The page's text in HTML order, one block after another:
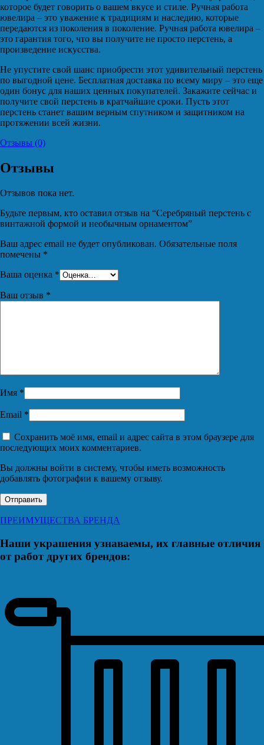
которое будет говорить о вашем вкусе и стиле. Ручная работа
ювелира – это уважение к традициям и наследию, которые
передаются из поколения в поколение. Ручная работа ювелира –
это гарантия того, что вы получите не просто перстень, а
произведение искусства.
Не упустите свой шанс приобрести этот удивительный перстень
по выгодной цене. Бесплатная доставка по всему миру – это еще
один бонус для наших ценных покупателей. Закажите сейчас и
получите свой перстень в кратчайшие сроки. Пусть этот
перстень станет вашим верным спутником и защитником на
протяжении всей жизни.
Отзывы (0)
Отзывы
Отзывов пока нет.
Будьте первым, кто оставил отзыв на “Серебряный перстень с
винтажной формой и необычным орнаментом”
Ваш адрес email не будет опубликован. Обязательные поля
помечены *
Ваша оценка *
Ваш отзыв *
Имя *
Email *
Сохранить моё имя, email и адрес сайта в этом браузере для
последующих моих комментариев.
Вы должны войти в систему, чтобы иметь возможность
добавлять фотографии к вашему отзыву.
ПРЕИМУЩЕСТВА БРЕНДА
Наши украшения узнаваемы, их главные отличия
от работ других брендов: